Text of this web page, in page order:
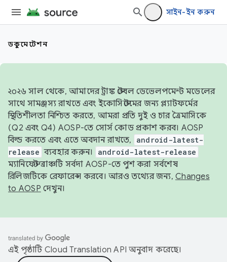
সাইন-ইন করুন
ডকুমেন্টেশন
২০২৬ সাল থেকে, আমাদের ট্রাঙ্ক স্টেবল ডেভেলপমেন্ট মডেলের
সাথে সামঞ্জস্য রাখতে এবং ইকোসিস্টেমের জন্য প্ল্যাটফর্মের
স্থিতিশীলতা নিশ্চিত করতে, আমরা প্রতি দুই ও চার ত্রৈমাসিকে
(Q2 এবং Q4) AOSP-তে সোর্স কোড প্রকাশ করব। AOSP
বিল্ড করতে এবং এতে অবদান রাখতে,
android-latest-
release ব্যবহার করুন। android-latest-release
ম্যানিফেস্ট ব্রাঞ্চটি সর্বদা AOSP-তে পুশ করা সর্বশেষ
রিলিজটিকে রেফারেন্স করবে। আরও তথ্যের জন্য, Changes
to AOSP দেখুন।
এই পৃষ্ঠাটি Cloud Translation API অনুবাদ করেছে।